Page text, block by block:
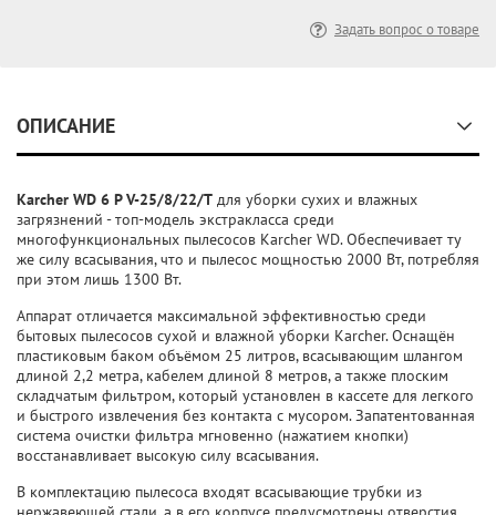
Задать вопрос о товаре
ОПИСАНИЕ
Karcher WD 6 P V-25/8/22/T для уборки сухих и влажных
загрязнений - топ-модель экстракласса среди
многофункциональных пылесосов Karcher WD. Обеспечивает ту
же силу всасывания, что и пылесос мощностью 2000 Вт, потребляя
при этом лишь 1300 Вт.
Аппарат отличается максимальной эффективностью среди
бытовых пылесосов сухой и влажной уборки Karcher. Оснащён
пластиковым баком объёмом 25 литров, всасывающим шлангом
длиной 2,2 метра, кабелем длиной 8 метров, а также плоским
складчатым фильтром, который установлен в кассете для легкого
и быстрого извлечения без контакта с мусором. Запатентованная
система очистки фильтра мгновенно (нажатием кнопки)
восстанавливает высокую силу всасывания.
В комплектацию пылесоса входят всасывающие трубки из